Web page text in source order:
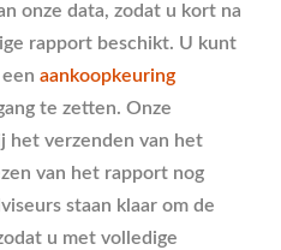
onze data, zodat u kort na
rapport beschikt. U kunt
aankoopkeuring
te zetten. Onze
het verzenden van het
van het rapport nog
staan klaar om de
u met volledige